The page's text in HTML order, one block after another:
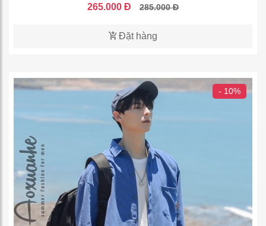
265.000 Đ 285.000 Đ
Đặt hàng
- 10%